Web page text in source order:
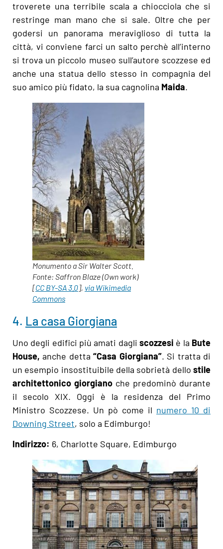
troverete una terribile scala a chiocciola che si
restringe man mano che si sale. Oltre che per
godersi un panorama meraviglioso di tutta la
città, vi conviene farci un salto perchè all’interno
si trova un piccolo museo sull’autore scozzese ed
anche una statua dello stesso in compagnia del
suo amico più fidato, la sua cagnolina Maida.
Monumento a Sir Walter Scott.
Fonte: Saffron Blaze (Own work)
[CC BY-SA 3.0], via Wikimedia
Commons
4. La casa Giorgiana
Uno degli edifici più amati dagli scozzesi è la Bute
House, anche detta “Casa Giorgiana”. Si tratta di
un esempio insostituibile della sobrietà dello stile
architettonico giorgiano che predominò durante
il secolo XIX. Oggi è la residenza del Primo
Ministro Scozzese. Un pò come il numero 10 di
Downing Street, solo a Edimburgo!
Indirizzo: 6, Charlotte Square, Edimburgo